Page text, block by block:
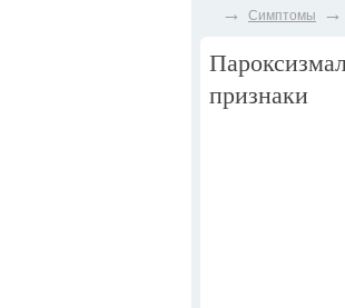
→ Симптомы →
признаки